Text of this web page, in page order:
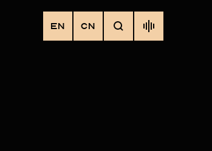
EN CN